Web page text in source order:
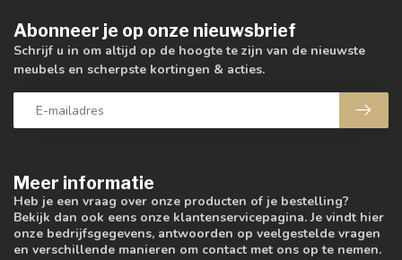
Meer informatie
Heb je een vraag over onze producten of je bestelling?
Bekijk dan ook eens onze klantenservicepagina. Je vindt hier
onze bedrijfsgegevens, antwoorden op veelgestelde vragen
en verschillende manieren om contact met ons op te nemen.
Abonneer je op onze nieuwsbrief
Schrijf u in om altijd op de hoogte te zijn van de nieuwste
meubels en scherpste kortingen & acties.